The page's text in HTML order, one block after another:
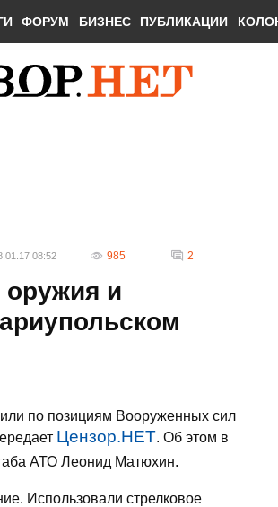
ФОРУМ БИЗНЕС ПУБЛИКАЦИИ
08:52 985 2
оружия и
по позициям Вооруженных сил
Цензор.НЕТ. Об этом в
АТО Леонид Матюхин.
Использовали стрелковое